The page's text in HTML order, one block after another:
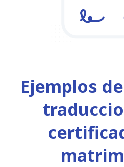
Ejemplos